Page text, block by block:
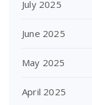
July 2025
June 2025
May 2025
April 2025